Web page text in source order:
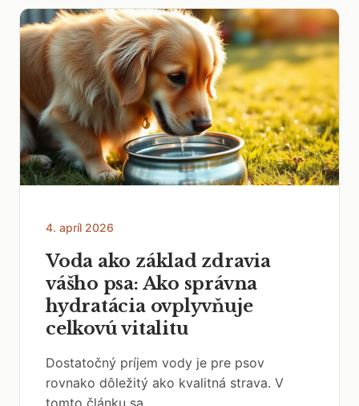
4. apríl 2026
Voda ako základ zdravia
vášho psa: Ako správna
hydratácia ovplyvňuje
celkovú vitalitu
Dostatočný príjem vody je pre psov
rovnako dôležitý ako kvalitná strava. V
tomto článku sa...